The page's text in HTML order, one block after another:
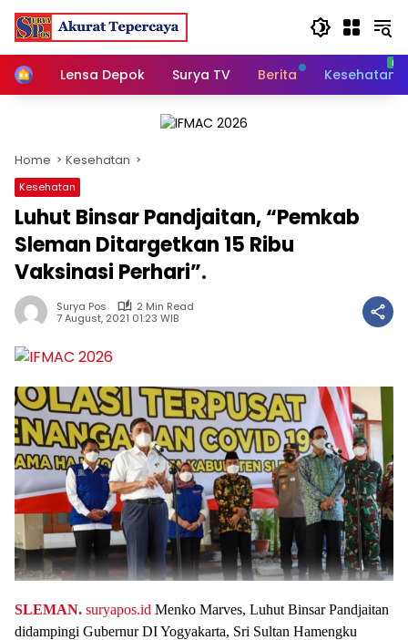
Skip
content
HomeLensa Depok Surya TV Berita Kesehatan
Home Kesehatan
Kesehatan
Luhut Binsar Pandjaitan, “Pemkab
Sleman Ditargetkan 15 Ribu
Vaksinasi Perhari”.
Surya Pos
2 Min Read
7 August, 2021 01:23 WIB
SLEMAN. suryapos.id Menko Marves, Luhut Binsar Pandjaitan
didampingi Gubernur DI Yogyakarta, Sri Sultan Hamengku